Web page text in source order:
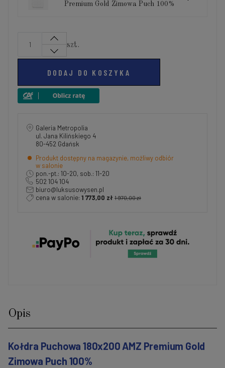
Premium Gold Zimowa Puch 100%
szt.
DODAJ DO KOSZYKA
Galeria Metropolia
ul. Jana Kilińskiego 4
80-452 Gdańsk
Produkt dostępny na magazynie, możliwy odbiór
w salonie
pon.-pt.: 10-20, sob.: 11-20
502 104 104
biuro@luksusowysen.pl
cena w salonie: 1 773,00 zł 1 970,00 zł
Opis
Kołdra Puchowa 180x200 AMZ Premium Gold
Zimowa Puch 100%